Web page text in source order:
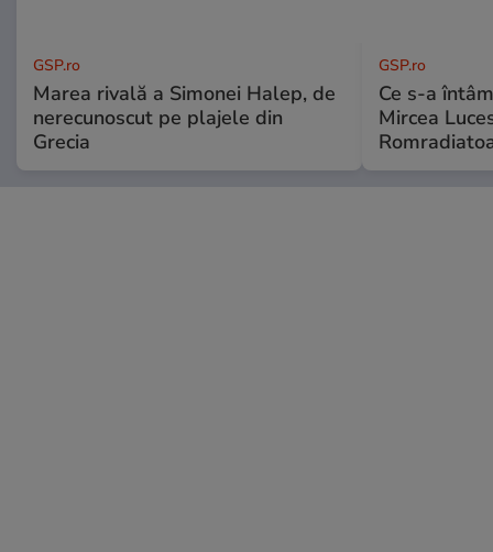
GSP.ro
Marea rivală a Simonei Halep, de
nerecunoscut pe plajele din
Grecia
GSP.ro
Ce s-a
Mircea